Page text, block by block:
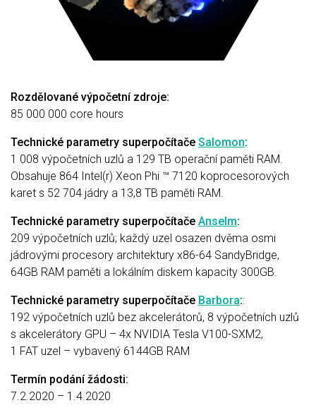
Rozdělované výpočetní zdroje:
85 000 000 core hours
Technické parametry superpočítače Salomon:
1 008 výpočetních uzlů a 129 TB operační paměti RAM.
Obsahuje 864 Intel(r) Xeon Phi ™ 7120 koprocesorových
karet s 52 704 jádry a 13,8 TB paměti RAM.
Technické parametry superpočítače Anselm:
209 výpočetních uzlů; každý uzel osazen dvěma osmi
jádrovými procesory architektury x86-64 SandyBridge,
64GB RAM paměti a lokálním diskem kapacity 300GB.
Technické parametry superpočítače Barbora::
192 výpočetních uzlů bez akcelerátorů, 8 výpočetních uzlů
s akcelerátory GPU – 4x NVIDIA Tesla V100-SXM2,
1 FAT uzel – vybavený 6144GB RAM
Termín podání žádosti:
7.2.2020 – 1.4.2020